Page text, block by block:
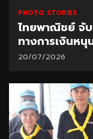
PHOTO STORIES
ไทยพาณิชย์ จั
ทางการเงินห
20/07/2026